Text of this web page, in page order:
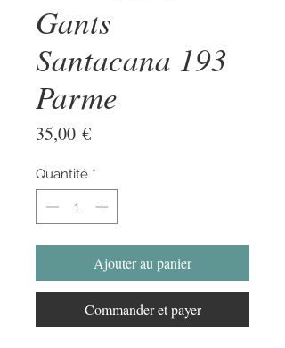
Gants
Santacana 193
Parme
35,00 €Prix
Quantité *
Ajouter au panier
Commander et payer